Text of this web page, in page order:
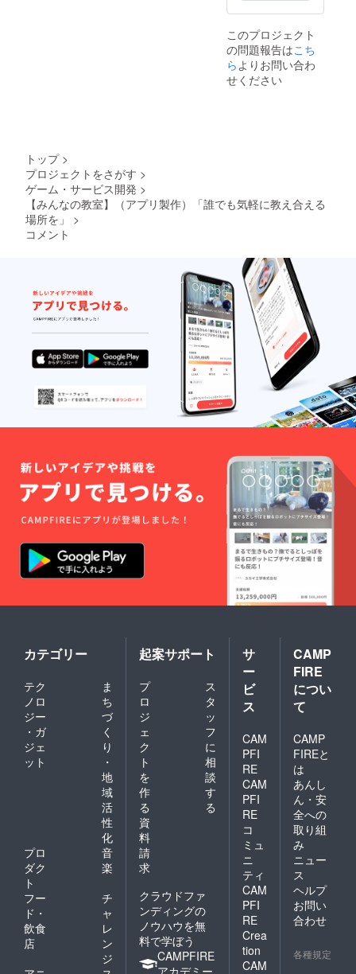
験を共有
し、学びを
深められる
ことを楽し
このプロジェクト
の問題報告はこち
ら よりお問い合わ
せください
トップ >
プロジェクトをさがす >
ゲーム・サービス開発 >
【みんなの教室】（アプリ製作）「誰でも気軽に教え合える
場所を」
>
コメント
カテゴリー
テク
ノロ
ジー
・ガ
ジェ
ット
ま
ち
づ
く
り
・
地
域
活
性
化
プロ
ダク
ト
音
楽
フー
ド・
飲食
店
チ
ャ
レ
ン
ジ
起案サポート
プ
ロ
ジ
ェ
ク
ト
を
作
る
ス
タ
ッ
フ
に
相
談
す
る
資
料
請
求
クラウドファ
ンディングの
ノウハウを無
料で学ぼう
CAMPFIRE
サ
ー
ビ
ス
CAM
PFI
RE
CAM
PFI
RE
コ
ミュ
ニ
ティ
CAM
PFI
RE
Crea
tion
CAM
CAMP
FIRE
につい
て
CAMP
FIREと
は
あんし
ん・安
全への
取り組
み
ニュー
ス
ヘルプ
お問い
合わせ
各種規定